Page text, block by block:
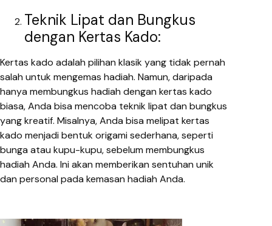
Teknik Lipat dan Bungkus
dengan Kertas Kado:
Kertas kado adalah pilihan klasik yang tidak pernah
salah untuk mengemas hadiah. Namun, daripada
hanya membungkus hadiah dengan kertas kado
biasa, Anda bisa mencoba teknik lipat dan bungkus
yang kreatif. Misalnya, Anda bisa melipat kertas
kado menjadi bentuk origami sederhana, seperti
bunga atau kupu-kupu, sebelum membungkus
hadiah Anda. Ini akan memberikan sentuhan unik
dan personal pada kemasan hadiah Anda.